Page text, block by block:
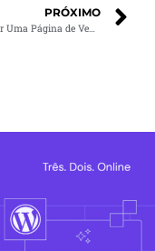
PRÓXIMO
Como Criar Uma Página de Vendas que Converte Usando Técnicas de SEO